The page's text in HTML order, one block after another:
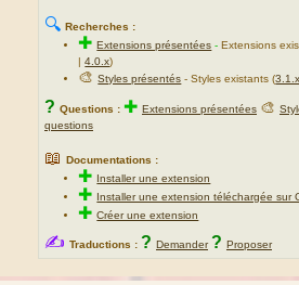
</div>
<!-- ENDIF -->
🔍 Recherches :
✚Extensions présentées -Extensions
|4.0.x)
🎨Styles présentés - Styles existants (3.1.x
? Questions : ✚ Extensions présentées 🎨
questions
📖 Documentations :
✚ Installer une extension
✚ Installer une extension téléchargée sur
✚Créer une extension
✍ Traductions : ? Demander ? Proposer